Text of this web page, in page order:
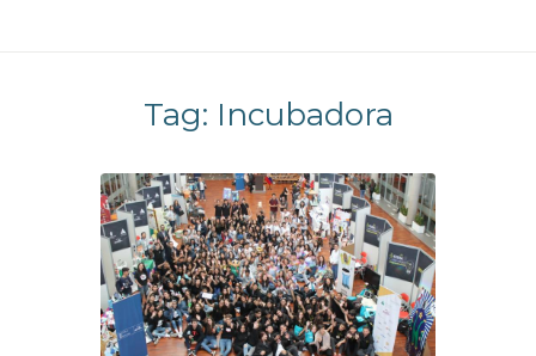
Tag: Incubadora